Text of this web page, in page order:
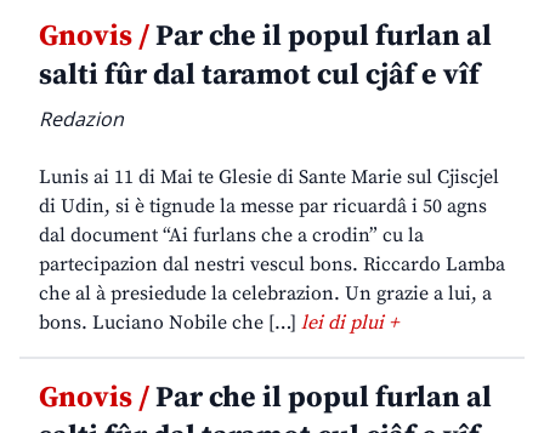
Gnovis /Par che il popul furlan al
salti fûr dal taramot cul cjâf e vîf
Redazion
Lunis ai 11 di Mai te Glesie di Sante Marie sul Cjiscjel
di Udin, si è tignude la messe par ricuardâ i 50 agns
dal document “Ai furlans che a crodin” cu la
partecipazion dal nestri vescul bons. Riccardo Lamba
che al à presiedude la celebrazion. Un grazie a lui, a
bons. Luciano Nobile che […] lei di plui +
Gnovis /Par che il popul furlan al